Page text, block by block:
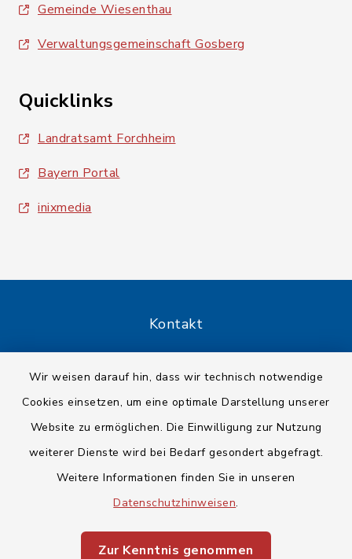
Wir weisen darauf hin, dass wir technisch notwendige
Cookies einsetzen, um eine optimale Darstellung unserer
Website zu ermöglichen. Die Einwilligung zur Nutzung
weiterer Dienste wird bei Bedarf gesondert abgefragt.
Weitere Informationen finden Sie in unseren
Datenschutzhinweisen.
Zur Kenntnis genommen
Gemeinde Wiesenthau
Verwaltungsgemeinschaft Gosberg
Quicklinks
Landratsamt Forchheim
Bayern Portal
inixmedia
Kontakt
Datenschutz
Impressum
Sitemap
Cookie-Einstellungen